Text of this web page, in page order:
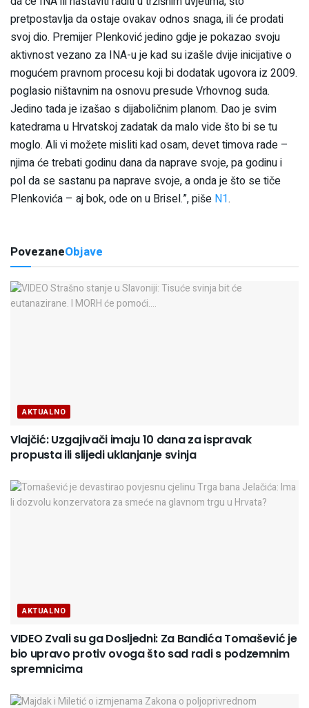
pretpostavlja da ostaje ovakav odnos snaga, ili će prodati
svoj dio. Premijer Plenković jedino gdje je pokazao svoju
aktivnost vezano za INA-u je kad su izašle dvije inicijative o
mogućem pravnom procesu koji bi dodatak ugovora iz 2009.
poglasio ništavnim na osnovu presude Vrhovnog suda.
Jedino tada je izašao s dijaboličnim planom. Dao je svim
katedrama u Hrvatskoj zadatak da malo vide što bi se tu
moglo. Ali vi možete misliti kad osam, devet timova rade –
njima će trebati godinu dana da naprave svoje, pa godinu i
pol da se sastanu pa naprave svoje, a onda je što se tiče
Plenkovića – aj bok, ode on u Brisel.”, piše N1.
PovezaneObjave
AKTUALNO
Vlajčić: Uzgajivači imaju 10 dana za ispravak
propusta ili slijedi uklanjanje svinja
AKTUALNO
VIDEO Zvali su ga Dosljedni: Za Bandića Tomašević je
bio upravo protiv ovoga što sad radi s podzemnim
spremnicima